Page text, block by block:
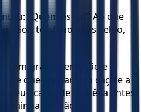
“Quem és tu?” Ao que
“Sou teu filho mais velho,
com grande emoção e
que preparou a caça e a
eu acabei de comê-la antes
minha bênção; e